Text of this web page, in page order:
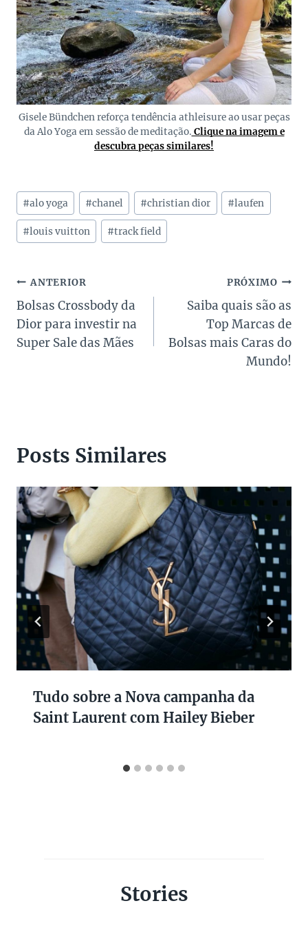
Gisele Bündchen reforça tendência athleisure ao usar peças
da Alo Yoga em sessão de meditação. Clique na imagem e
descubra peças similares!
Tags
do
Post:
#alo yoga #chanel #christian dior #laufen
#louis vuitton #track field
Navegação
de
Post
ANTERIOR
Bolsas Crossbody da
Dior para investir na
Super Sale das Mães
PRÓXIMO
Saiba quais são as
Top Marcas de
Bolsas mais Caras do
Mundo!
Posts Similares
Tudo sobre a Nova campanha da
Saint Laurent com Hailey Bieber
Stories